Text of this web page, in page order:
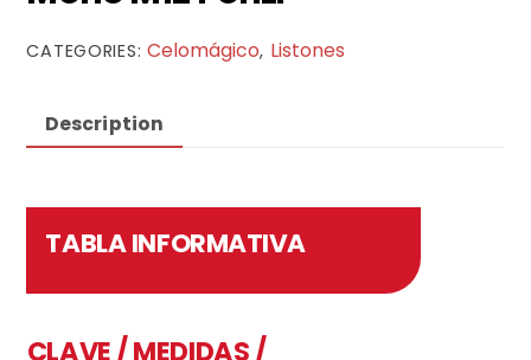
CATEGORIES:Celomágico, Listones
Description
TABLA INFORMATIVA
CLAVE / MEDIDAS /